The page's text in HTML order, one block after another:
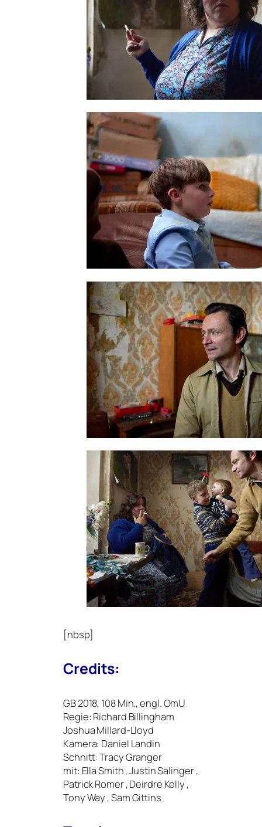
[nbsp]
Credits:
GB2018, 108 Min., engl. OmU
Regie: Richard Billingham
Joshua Millard-Lloyd
Kamera: Daniel Landin
Schnitt: Tracy Granger
mit: Ella Smith , Justin Salinger ,
Patrick Romer , Deirdre Kelly ,
Tony Way , Sam Gittins